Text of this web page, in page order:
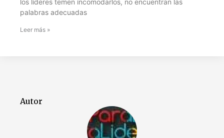
los líderes temen incomodarlos, no encuentran las
palabras adecuadas
Leer más »
Autor